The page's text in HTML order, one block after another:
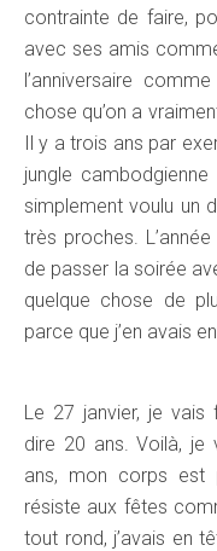
contrainte de faire,
avec ses amis
l’anniversaire
chose qu’on a
Il y a trois ans par
jungle
simplement voulu un
très proches.
de passer la soirée
quelque chose de
parce que j’en avais
Le 27 janvier, je
dire 20 ans. Voilà, je
ans, mon corps est
résiste aux fêtes
tout rond, j’avais en